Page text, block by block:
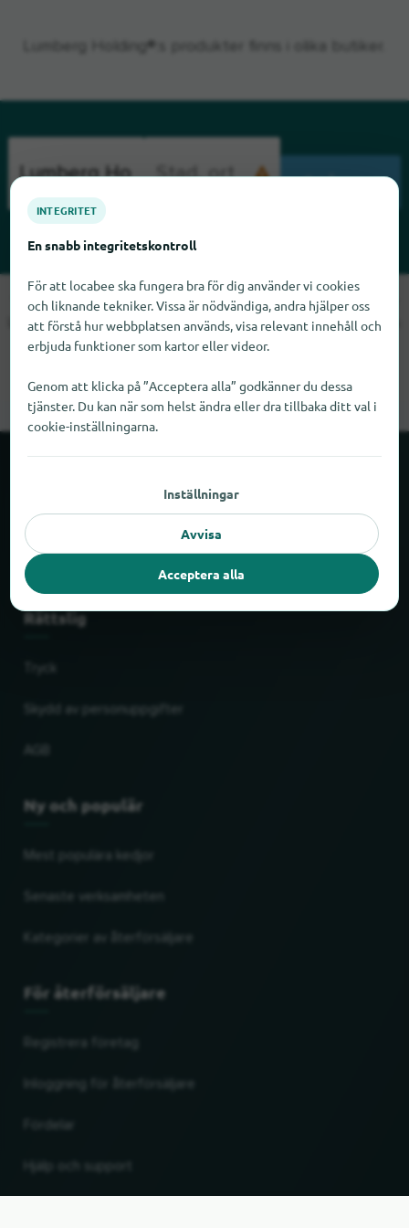
Lumberg Holding®:s produkter finns i olika butiker.
SÖKNING
Tyvärr kan vi inte hitta Lumberg Holding just nu. Om du vet var
Lumberg Holding finns skulle vi bli glada om du meddelade oss
det.
Fakta och siffror
Partner
Rättslig
Ny och populär
Senaste verksamheten
Kategorier av återförsäljare
För återförsäljare
Inloggning för återförsäljare
Fördelar
INTEGRITET
En snabb integritetskontroll
För att locabee ska fungera bra för dig använder vi cookies
och liknande tekniker. Vissa är nödvändiga, andra hjälper oss
att förstå hur webbplatsen används, visa relevant innehåll och
erbjuda funktioner som kartor eller videor.
Genom att klicka på ”Acceptera alla” godkänner du dessa
tjänster. Du kan när som helst ändra eller dra tillbaka ditt val i
cookie-inställningarna.
Inställningar
Avvisa
Acceptera alla